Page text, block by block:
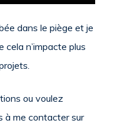
dans le piègeet je
cela n’impacte plus
ou voulez
à me contacter sur